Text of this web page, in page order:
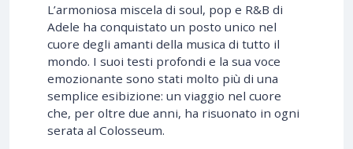
L’armoniosa miscela di soul, pop e R&B di
Adele ha conquistato un posto unico nel
cuore degli amanti della musica di tutto il
mondo. I suoi testi profondi e la sua voce
emozionante sono stati molto più di una
semplice esibizione: un viaggio nel cuore
che, per oltre due anni, ha risuonato in ogni
serata al Colosseum.